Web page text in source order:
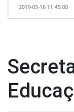
2019-05-16 11:45:00